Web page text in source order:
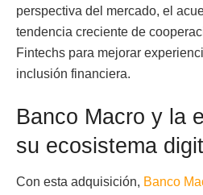
perspectiva del mercado, el
tendencia creciente de
Fintechs para mejorar
inclusión financiera.
Banco Macro y la
su ecosistema
Con esta adquisición, Banco